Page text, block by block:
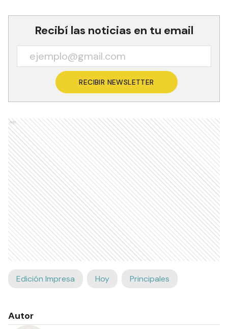
Recibí las noticias en tu email
RECIBIR NEWSLETTER
Ads
Edición Impresa Hoy Principales
Autor